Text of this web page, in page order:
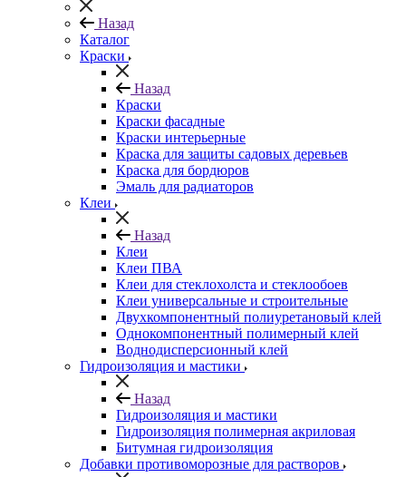
Назад
Каталог
Краски
Назад
Краски
Краски фасадные
Краски интерьерные
Краска для защиты садовых деревьев
⁠Краска для бордюров
Эмаль для радиаторов
Клеи
Назад
Клеи
Клеи ПВА
Клеи для стеклохолста и стеклообоев
Клеи универсальные и строительные
Двухкомпонентный полиуретановый клей
Однокомпонентный полимерный клей
Воднодисперсионный клей
Гидроизоляция и мастики
Назад
Гидроизоляция и мастики
Гидроизоляция полимерная акриловая
Битумная гидроизоляция
Добавки противоморозные для растворов